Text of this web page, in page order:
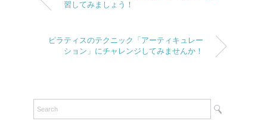
習してみましょう！
ピラティスのテクニック「アーティキュレー
ション」にチャレンジしてみませんか！